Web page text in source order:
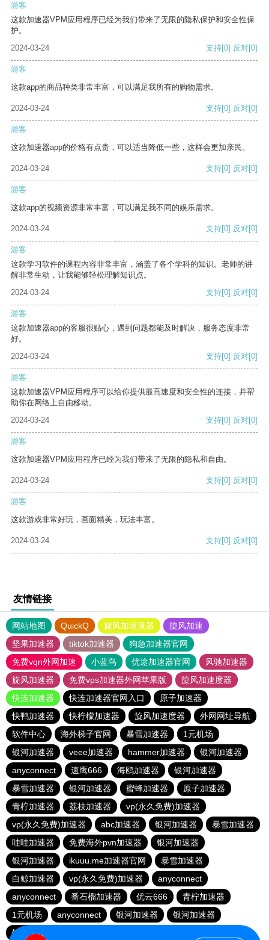
游客
这款加速器VPM应用程序已经为我们带来了无限的隐私保护和安全性保
护。
2024-03-24
支持[0] 反对[0]
游客
这款app的商品种类非常丰富，可以满足我所有的购物需求。
2024-03-24 支持[0] 反对[0]
游客
这款加速器app的价格有点贵，可以适当降低一些，这样会更加亲民。
2024-03-24 支持[0] 反对[0]
游客
这款app的视频资源非常丰富，可以满足我不同的娱乐需求。
2024-03-24 支持[0] 反对[0]
游客
这款学习软件的课程内容非常丰富，涵盖了各个学科的知识。老师的讲
解非常生动，让我能够轻松理解知识点。
2024-03-24
支持[0] 反对[0]
游客
这款加速器app的客服很贴心，遇到问题都能及时解决，服务态度非常
好。
2024-03-24
支持[0] 反对[0]
游客
这款加速器VPM应用程序可以给你提供最高速度和安全性的连接，并帮
助你在网络上自由移动。
2024-03-24
支持[0] 反对[0]
游客
这款加速器VPM应用程序已经为我们带来了无限的隐私和自由。
2024-03-24 支持[0] 反对[0]
游客
这款游戏非常好玩，画面精美，玩法丰富。
2024-03-24 支持[0] 反对[0]
友情链接
网站地图 QuickQ 旋风加速度器
旋风加速
坚果加速器
tiktok加速器
狗急加速器官网
免费vqn外网加速
小蓝鸟 优途加速器官网
风驰加速器
旋风加速器
免费vps加速器外网苹果版
旋风加速度器
快连加速器
快连加速器官网入口
原子加速器
快鸭加速器
快柠檬加速器 旋风加速度器
外网网址导航
软件中心
海外梯子官网 暴雪加速器
1元机场
银河加速器
veee加速器 hammer加速器
银河加速器
anyconnect
速鹰666 海鸥加速器
银河加速器
暴雪加速器
银河加速器 蜜蜂加速器
原子加速器
青柠加速器
荔枝加速器
vp(永久免费)加速器
vp(永久免费)加速器
abc加速器 银河加速器
暴雪加速器
哇哇加速器
免费海外pvn加速器
银河加速器
银河加速器
ikuuu.me加速器官网
暴雪加速器
白鲸加速器
vp(永久免费)加速器
anyconnect
anyconnect
番石榴加速器 优云666
青柠加速器
1元机场
anyconnect 银河加速器
银河加速器
银河加速器